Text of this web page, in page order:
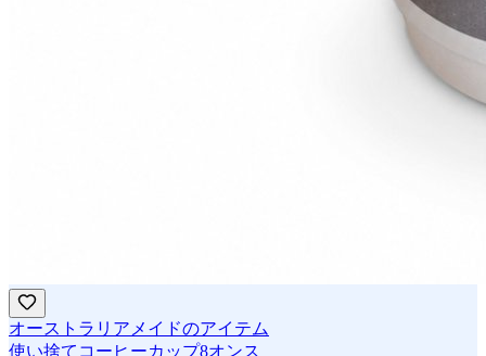
オーストラリアメイドのアイテム
使い捨てコーヒーカップ8オンス